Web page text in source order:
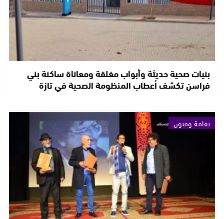
بنيات صحية حديثة وأبواب مغلقة ومعاناة ساكنة بني
فراسن تكشف أعطاب المنظومة الصحية في تازة
ثقافة وفنون